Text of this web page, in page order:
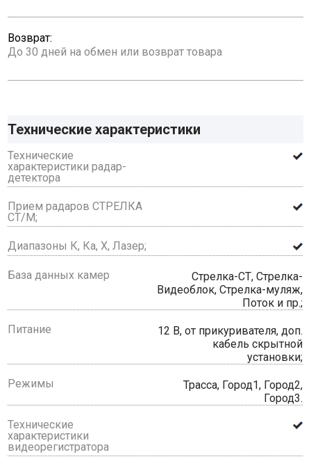
Возврат:
До 30 дней на обмен или возврат товара
Технические характеристики
Технические
характеристики радар-
детектора
Прием радаров СТРЕЛКА
СТ/М;
Диапазоны К, Ка, Х, Лазер;
База данных камер
Стрелка-СТ, Стрелка-
Видеоблок, Стрелка-муляж,
Поток и пр.;
Питание
12 В, от прикуривателя, доп.
кабель скрытной
установки;
Режимы
Трасса, Город1, Город2,
Город3.
Технические
характеристики
видеорегистратора